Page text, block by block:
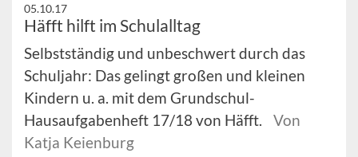
05.10.17
Häfft hilft im Schulalltag
Selbstständig und unbeschwert durch das
Schuljahr: Das gelingt großen und kleinen
Kindern u. a. mit dem Grundschul-
Hausaufgabenheft 17/18 von Häfft.
Von
Katja Keienburg